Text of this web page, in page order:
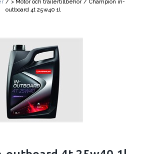
/ > Motor och trailertillbehör / Champion in-
outboard 4t 25w40 1l